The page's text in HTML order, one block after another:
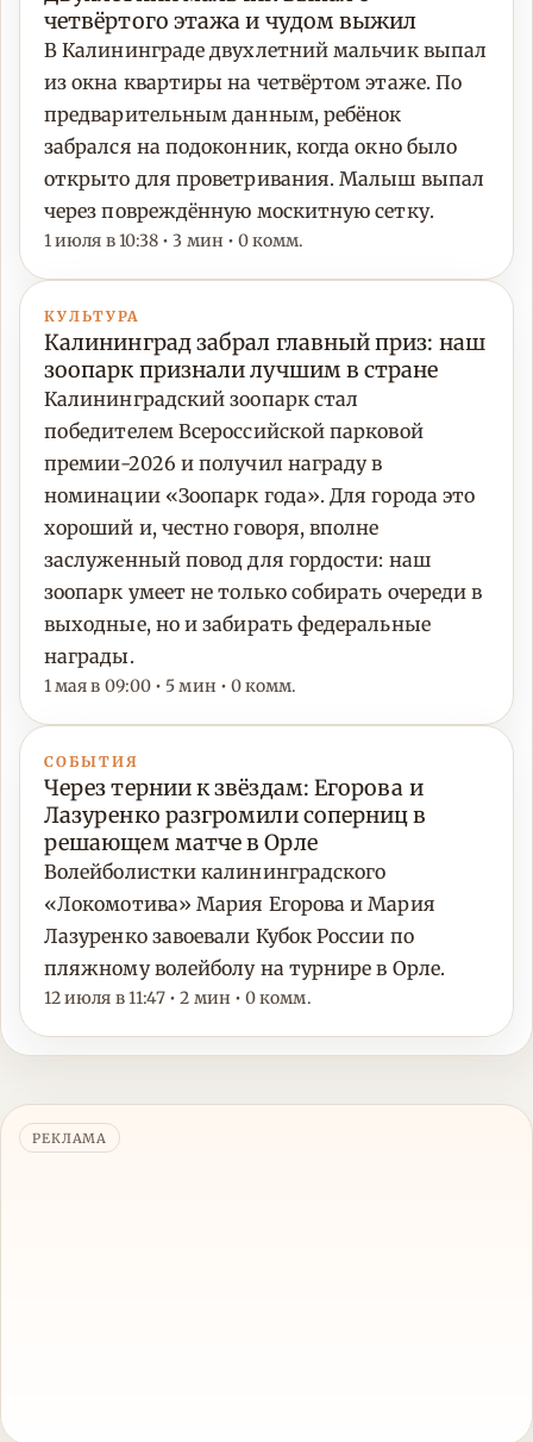
четвёртого этажа и чудом выжил
В Калининграде двухлетний мальчик выпал
из окна квартиры на четвёртом этаже. По
предварительным данным, ребёнок
забрался на подоконник, когда окно было
открыто для проветривания. Малыш выпал
через повреждённую москитную сетку.
1 июля в 10:38 • 3 мин • 0 комм.
КУЛЬТУРА
Калининград забрал главный приз: наш
зоопарк признали лучшим в стране
Калининградский зоопарк стал
победителем Всероссийской парковой
премии-2026 и получил награду в
номинации «Зоопарк года». Для города это
хороший и, честно говоря, вполне
заслуженный повод для гордости: наш
зоопарк умеет не только собирать очереди в
выходные, но и забирать федеральные
награды.
1 мая в 09:00 • 5 мин • 0 комм.
СОБЫТИЯ
Через тернии к звёздам: Егорова и
Лазуренко разгромили соперниц в
решающем матче в Орле
Волейболистки калининградского
«Локомотива» Мария Егорова и Мария
Лазуренко завоевали Кубок России по
пляжному волейболу на турнире в Орле.
12 июля в 11:47 • 2 мин • 0 комм.
РЕКЛАМА